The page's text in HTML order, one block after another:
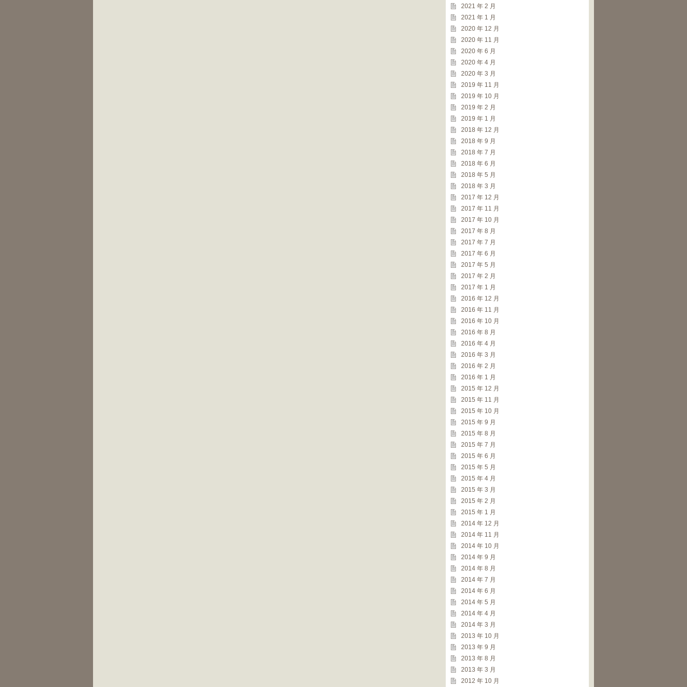
2021 年 2 月
2021 年 1 月
2020 年 12 月
2020 年 11 月
2020 年 6 月
2020 年 4 月
2020 年 3 月
2019 年 11 月
2019 年 10 月
2019 年 2 月
2019 年 1 月
2018 年 12 月
2018 年 9 月
2018 年 7 月
2018 年 6 月
2018 年 5 月
2018 年 3 月
2017 年 12 月
2017 年 11 月
2017 年 10 月
2017 年 8 月
2017 年 7 月
2017 年 6 月
2017 年 5 月
2017 年 2 月
2017 年 1 月
2016 年 12 月
2016 年 11 月
2016 年 10 月
2016 年 8 月
2016 年 4 月
2016 年 3 月
2016 年 2 月
2016 年 1 月
2015 年 12 月
2015 年 11 月
2015 年 10 月
2015 年 9 月
2015 年 8 月
2015 年 7 月
2015 年 6 月
2015 年 5 月
2015 年 4 月
2015 年 3 月
2015 年 2 月
2015 年 1 月
2014 年 12 月
2014 年 11 月
2014 年 10 月
2014 年 9 月
2014 年 8 月
2014 年 7 月
2014 年 6 月
2014 年 5 月
2014 年 4 月
2014 年 3 月
2013 年 10 月
2013 年 9 月
2013 年 8 月
2013 年 3 月
2012 年 10 月